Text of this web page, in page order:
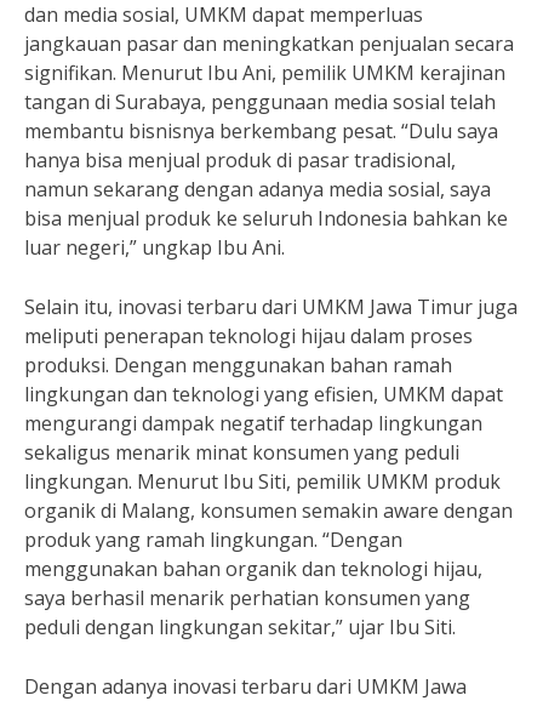
dan media sosial, UMKM dapat memperluas
jangkauan pasar dan meningkatkan penjualan secara
signifikan. Menurut Ibu Ani, pemilik UMKM kerajinan
tangan di Surabaya, penggunaan media sosial telah
membantu bisnisnya berkembang pesat. “Dulu saya
hanya bisa menjual produk di pasar tradisional,
namun sekarang dengan adanya media sosial, saya
bisa menjual produk ke seluruh Indonesia bahkan ke
luar negeri,” ungkap Ibu Ani.
Selain itu, inovasi terbaru dari UMKM Jawa Timur juga
meliputi penerapan teknologi hijau dalam proses
produksi. Dengan menggunakan bahan ramah
lingkungan dan teknologi yang efisien, UMKM dapat
mengurangi dampak negatif terhadap lingkungan
sekaligus menarik minat konsumen yang peduli
lingkungan. Menurut Ibu Siti, pemilik UMKM produk
organik di Malang, konsumen semakin aware dengan
produk yang ramah lingkungan. “Dengan
menggunakan bahan organik dan teknologi hijau,
saya berhasil menarik perhatian konsumen yang
peduli dengan lingkungan sekitar,” ujar Ibu Siti.
Dengan adanya inovasi terbaru dari UMKM Jawa